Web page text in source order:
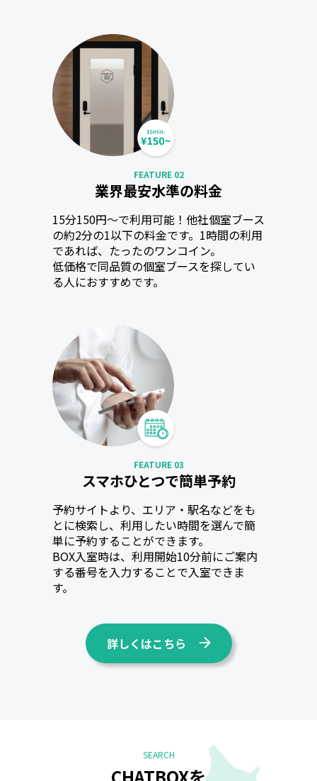
FEATURE 02
業界最安水準の料金
15分150円〜で利用可能！他社個室ブース
の約2分の1以下の料金です。1時間の利用
であれば、たったのワンコイン。
低価格で同品質の個室ブースを探してい
る人におすすめです。
FEATURE 03
スマホひとつで簡単予約
予約サイトより、エリア・駅名などをも
とに検索し、利用したい時間を選んで簡
単に予約することができます。
BOX入室時は、利用開始10分前にご案内
する番号を入力することで入室できま
す。
詳しくはこちら
SEARCH